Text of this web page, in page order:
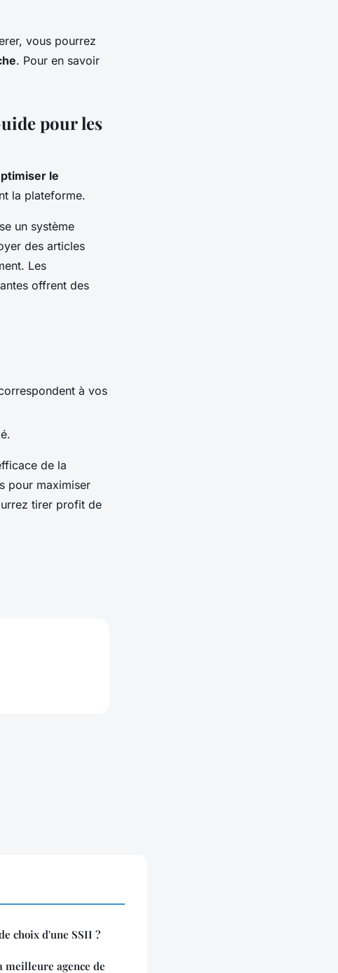
vous pourrez
. Pour en savoir
pour les
le
la plateforme.
un système
des articles
Les
offrent des
à vos
de la
pour maximiser
tirer profit de
choix d'une SSII ?
agence de